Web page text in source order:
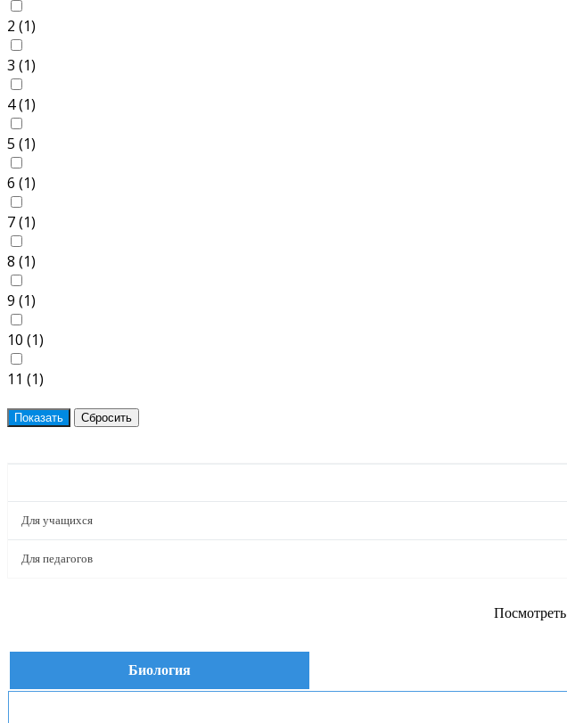
2 (1)
3 (1)
4 (1)
5 (1)
6 (1)
7 (1)
8 (1)
9 (1)
10 (1)
11 (1)
Для учащихся
Для педагогов
Посмотреть
Биология